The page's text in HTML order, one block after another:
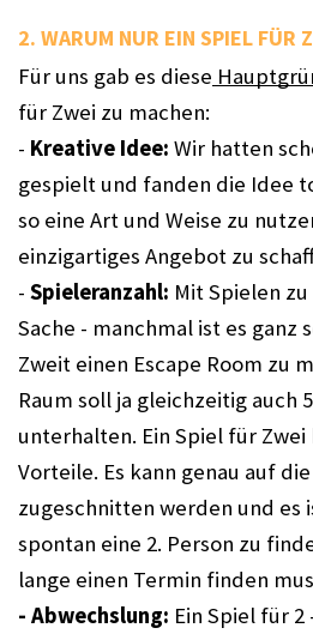
2. WARUM NUR EIN SPIEL FÜR
Für uns gab es diese
für Zwei zu machen:
- Kreative Idee: Wir hatten
gespielt und fanden die Idee
so eine Art und Weise zu
einzigartiges Angebot zu
- Spieleranzahl: Mit Spielen
Sache - manchmal ist es ganz
Zweit einen Escape Room zu
Raum soll ja gleichzeitig auch
unterhalten. Ein Spiel für Zwei
Vorteile. Es kann genau auf
zugeschnitten werden und es
spontan eine 2. Person zu
lange einen Termin finden
- Abwechslung: Ein Spiel für